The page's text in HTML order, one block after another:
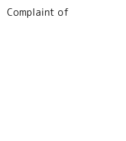
Complaint of